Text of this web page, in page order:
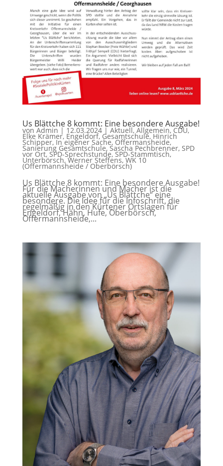
Us Blättche 8 kommt: Eine besondere Ausgabe!
von Admin | 12.03.2024| Aktuell, Allgemein, CDU,
Elke Krämer, Engeldorf, Gesamtschule, Hinrich
Schipper, In eigener Sache, Offermansheide,
Sanierung Gesamtschule, Sascha Pechbrenner, SPD
vor Ort, SPD-Sprechstunde, SPD-Stammtisch,
Unterbörsch, Werner Steffens, WK 10
(Offermannsheide / Oberbörsch)
Us Blättche 8 kommt: Eine besondere Ausgabe!
Für die Macherinnen und Macher ist die
aktuelle Ausgabe von „Us Blättche“ eine
besondere. Die Idee für die Infoschrift, die
regelmäßig in den Kürtener Ortslagen für
Engeldorf, Hähn, Hufe, Oberbörsch,
Offermannsheide,...